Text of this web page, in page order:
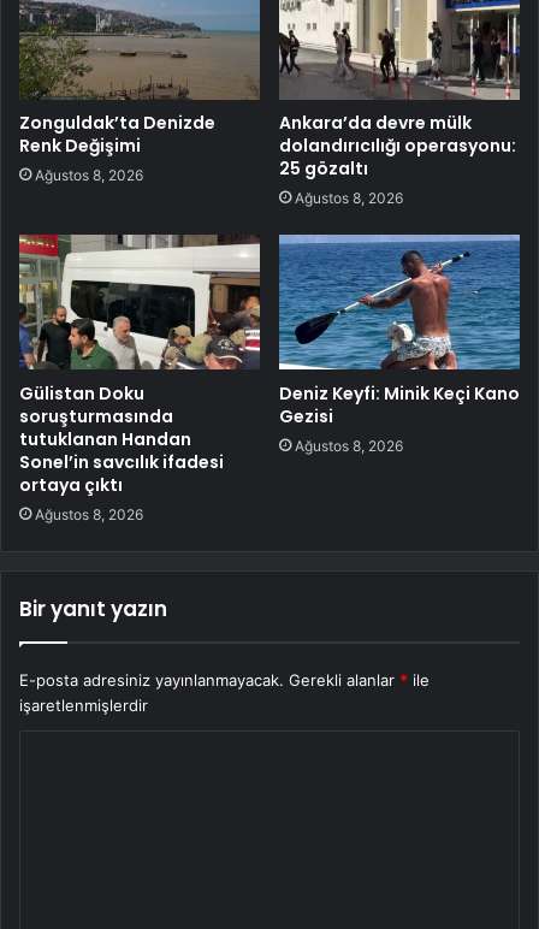
Zonguldak’ta Denizde
Renk Değişimi
Ağustos 8, 2026
Ankara’da devre mülk
dolandırıcılığı operasyonu:
25 gözaltı
Ağustos 8, 2026
Gülistan Doku
soruşturmasında
tutuklanan Handan
Sonel’in savcılık ifadesi
ortaya çıktı
Ağustos 8, 2026
Deniz Keyfi: Minik Keçi Kano
Gezisi
Ağustos 8, 2026
Bir yanıt yazın
E-posta adresiniz yayınlanmayacak. Gerekli alanlar * ile
işaretlenmişlerdir